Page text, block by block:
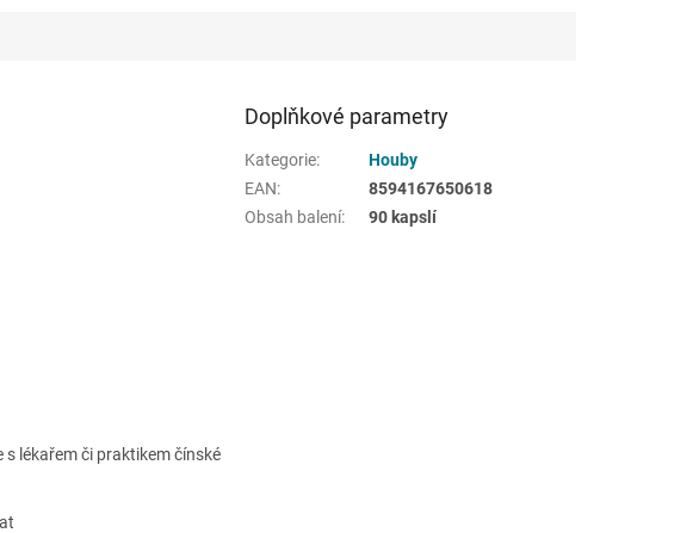
lékařem či praktikem čínské
Doplňkové parametry
Kategorie:
Houby
EAN:
8594167650618
Obsah balení: 90 kapslí